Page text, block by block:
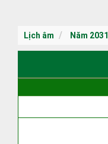
Lịch âm Năm 2031